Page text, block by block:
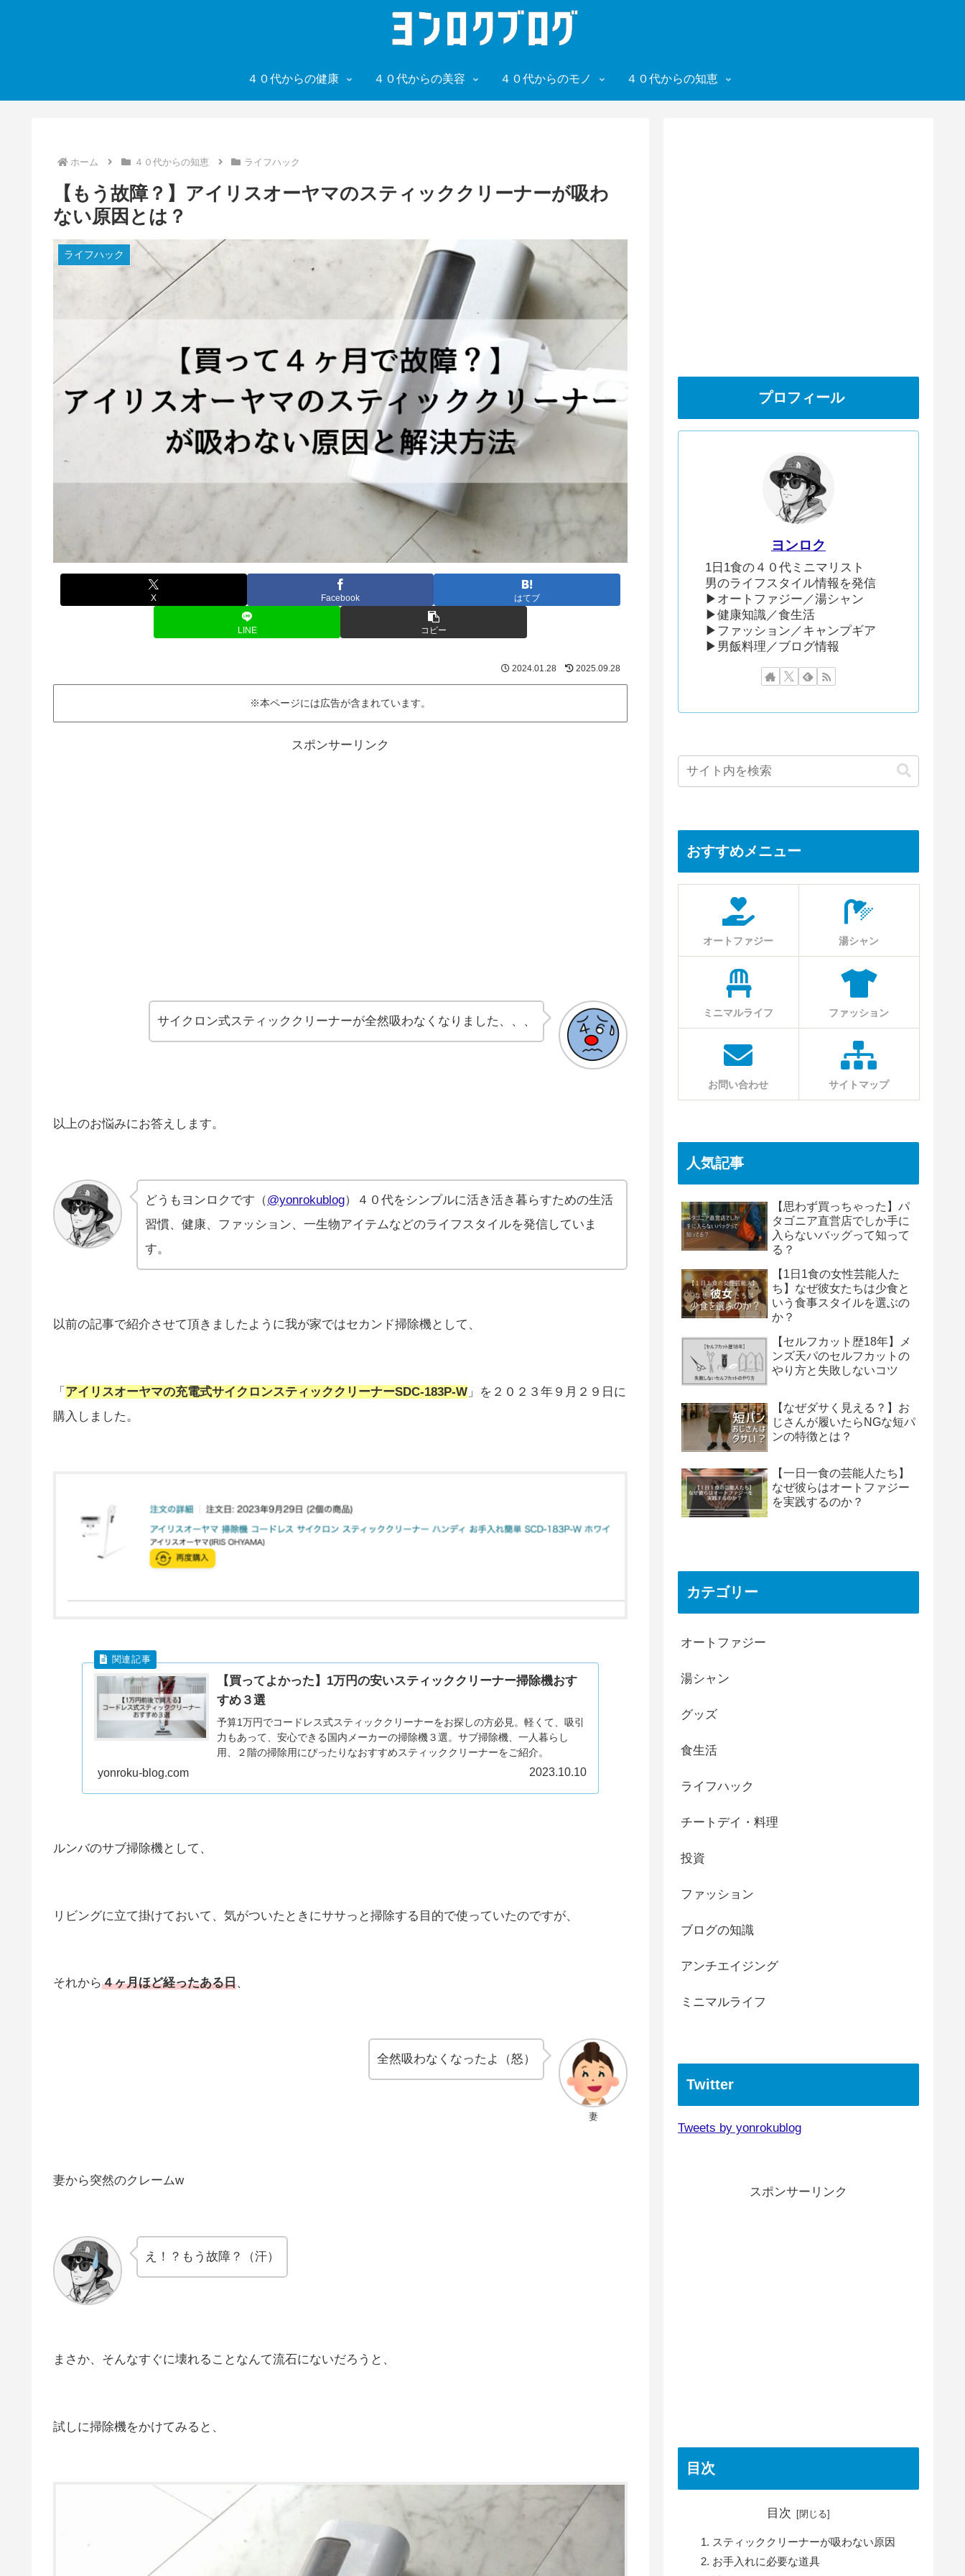
４０代からの健康 ４０代からの美容 ４０代からのモノ ４０代からの知恵
ホーム ４０代からの知恵 ライフハック
【もう故障？】アイリスオーヤマのスティッククリーナーが吸わ
ない原因とは？
ライフハック
X Facebook はてブ
LINE コピー
2024.01.28 2025.09.28
※本ページには広告が含まれています。
スポンサーリンク
サイクロン式スティッククリーナーが全然吸わなくなりました、、、
以上のお悩みにお答えします。
どうもヨンロクです（@yonrokublog）４０代をシンプルに活き活き暮らすための生活
習慣、健康、ファッション、一生物アイテムなどのライフスタイルを発信していま
す。
以前の記事で紹介させて頂きましたように我が家ではセカンド掃除機として、
「 アイリスオーヤマの充電式サイクロンスティッククリーナーSDC-183P-W 」を２０２３年９月２９日に
購入しました。
【買ってよかった】1万円の安いスティッククリーナー掃除機おす
すめ３選
予算1万円でコードレス式スティッククリーナーをお探しの方必見。軽くて、吸引
力もあって、安心できる国内メーカーの掃除機３選。サブ掃除機、一人暮らし
用、２階の掃除用にぴったりなおすすめスティッククリーナーをご紹介。
yonroku-blog.com 2023.10.10
ルンバのサブ掃除機として、
リビングに立て掛けておいて、気がついたときにササっと掃除する目的で使っていたのですが、
それから４ヶ月ほど経ったある日、
妻
全然吸わなくなったよ（怒）
妻から突然のクレームw
え！？もう故障？（汗）
まさか、そんなすぐに壊れることなんて流石にないだろうと、
試しに掃除機をかけてみると、
プロフィール
ヨンロク
1日1食の４０代ミニマリスト
男のライフスタイル情報を発信
▶︎オートファジー／湯シャン
▶︎健康知識／食生活
▶︎ファッション／キャンプギア
▶︎男飯料理／ブログ情報
おすすめメニュー
オートファジー 湯シャン
ミニマルライフ ファッション
お問い合わせ サイトマップ
人気記事
【思わず買っちゃった】パ
タゴニア直営店でしか手に
入らないバッグって知って
る？
【1日1食の女性芸能人た
ち】なぜ彼女たちは少食と
いう食事スタイルを選ぶの
か？
【セルフカット歴18年】メ
ンズ天パのセルフカットの
やり方と失敗しないコツ
【なぜダサく見える？】お
じさんが履いたらNGな短パ
ンの特徴とは？
【一日一食の芸能人たち】
なぜ彼らはオートファジー
を実践するのか？
カテゴリー
オートファジー
湯シャン
グッズ
食生活
ライフハック
チートデイ・料理
投資
ファッション
ブログの知識
アンチエイジング
ミニマルライフ
Twitter
Tweets by yonrokublog
スポンサーリンク
目次
目次
スティッククリーナーが吸わない原因
お手入れに必要な道具